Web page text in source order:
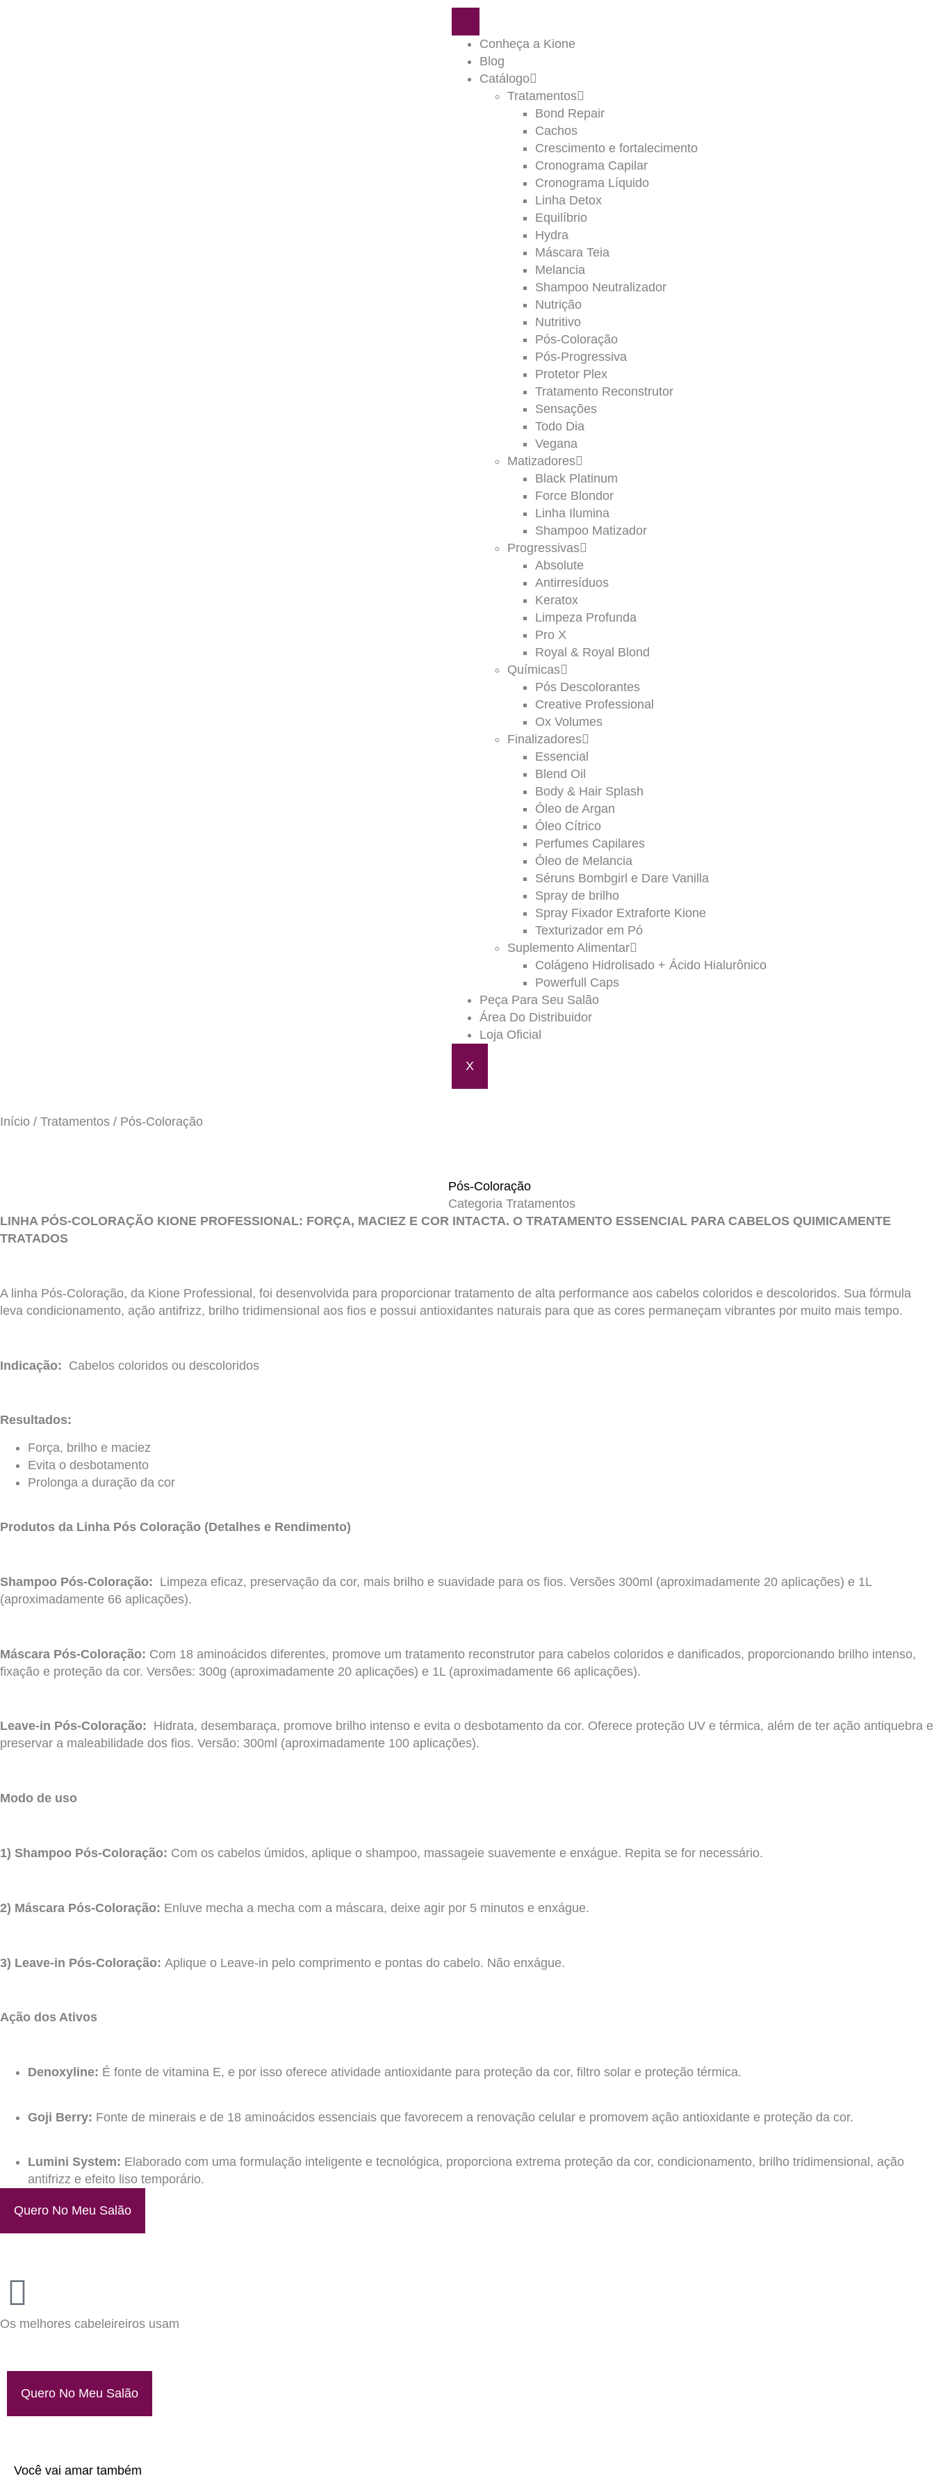
Conheça a Kione
Blog
Catálogo
Tratamentos
Bond Repair
Cachos
Crescimento e fortalecimento
Cronograma Capilar
Cronograma Líquido
Linha Detox
Equilíbrio
Hydra
Máscara Teia
Melancia
Shampoo Neutralizador
Nutrição
Nutritivo
Pós-Coloração
Pós-Progressiva
Protetor Plex
Tratamento Reconstrutor
Sensações
Todo Dia
Vegana
Matizadores
Black Platinum
Force Blondor
Linha Ilumina
Shampoo Matizador
Progressivas
Absolute
Antirresíduos
Keratox
Limpeza Profunda
Pro X
Royal & Royal Blond
Químicas
Pós Descolorantes
Creative Professional
Ox Volumes
Finalizadores
Essencial
Blend Oil
Body & Hair Splash
Óleo de Argan
Óleo Cítrico
Perfumes Capilares
Óleo de Melancia
Séruns Bombgirl e Dare Vanilla
Spray de brilho
Spray Fixador Extraforte Kione
Texturizador em Pó
Suplemento Alimentar
Colágeno Hidrolisado + Ácido Hialurônico
Powerfull Caps
Peça Para Seu Salão
Área Do Distribuidor
Loja Oficial
X
Início / Tratamentos / Pós-Coloração
Pós-Coloração
Categoria Tratamentos
LINHA PÓS-COLORAÇÃO KIONE PROFESSIONAL: FORÇA, MACIEZ E COR INTACTA. O TRATAMENTO ESSENCIAL PARA CABELOS QUIMICAMENTE
TRATADOS
A linha Pós-Coloração, da Kione Professional, foi desenvolvida para proporcionar tratamento de alta performance aos cabelos coloridos e descoloridos. Sua fórmula
leva condicionamento, ação antifrizz, brilho tridimensional aos fios e possui antioxidantes naturais para que as cores permaneçam vibrantes por muito mais tempo.
Indicação: Cabelos coloridos ou descoloridos
Resultados:
Força, brilho e maciez
Evita o desbotamento
Prolonga a duração da cor
Produtos da Linha Pós Coloração (Detalhes e Rendimento)
Shampoo Pós-Coloração: Limpeza eficaz, preservação da cor, mais brilho e suavidade para os fios. Versões 300ml (aproximadamente 20 aplicações) e 1L
(aproximadamente 66 aplicações).
Máscara Pós-Coloração: Com 18 aminoácidos diferentes, promove um tratamento reconstrutor para cabelos coloridos e danificados, proporcionando brilho intenso,
fixação e proteção da cor. Versões: 300g (aproximadamente 20 aplicações) e 1L (aproximadamente 66 aplicações).
Leave-in Pós-Coloração: Hidrata, desembaraça, promove brilho intenso e evita o desbotamento da cor. Oferece proteção UV e térmica, além de ter ação antiquebra e
preservar a maleabilidade dos fios. Versão: 300ml (aproximadamente 100 aplicações).
Modo de uso
1) Shampoo Pós-Coloração: Com os cabelos úmidos, aplique o shampoo, massageie suavemente e enxágue. Repita se for necessário.
2) Máscara Pós-Coloração: Enluve mecha a mecha com a máscara, deixe agir por 5 minutos e enxágue.
3) Leave-in Pós-Coloração: Aplique o Leave-in pelo comprimento e pontas do cabelo. Não enxágue.
Ação dos Ativos
Denoxyline: É fonte de vitamina E, e por isso oferece atividade antioxidante para proteção da cor, filtro solar e proteção térmica.
Goji Berry: Fonte de minerais e de 18 aminoácidos essenciais que favorecem a renovação celular e promovem ação antioxidante e proteção da cor.
Lumini System: Elaborado com uma formulação inteligente e tecnológica, proporciona extrema proteção da cor, condicionamento, brilho tridimensional, ação
antifrizz e efeito liso temporário.
Quero No Meu Salão
Os melhores cabeleireiros usam
Quero No Meu Salão
Você vai amar também